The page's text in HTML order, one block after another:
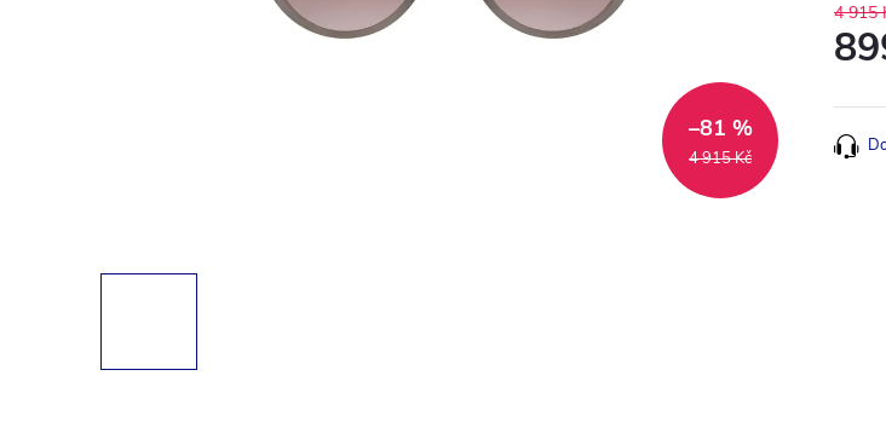
4 915 Kč
–81 %
4 915
cena: